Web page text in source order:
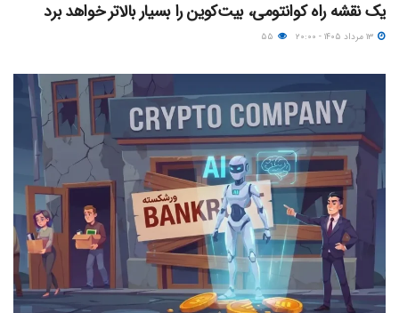
یک نقشه راه کوانتومی، بیت‌کوین را بسیار بالاتر خواهد برد